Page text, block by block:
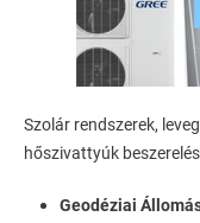
Szolár rendszerek,
hőszivattyúk
Geodéziai